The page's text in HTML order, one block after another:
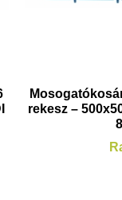
rekesz –